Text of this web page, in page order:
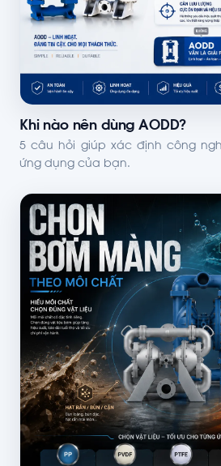
Khi nào nên dùng AODD?
5 câu hỏi giúp xác định công
ứng dụng của bạn.